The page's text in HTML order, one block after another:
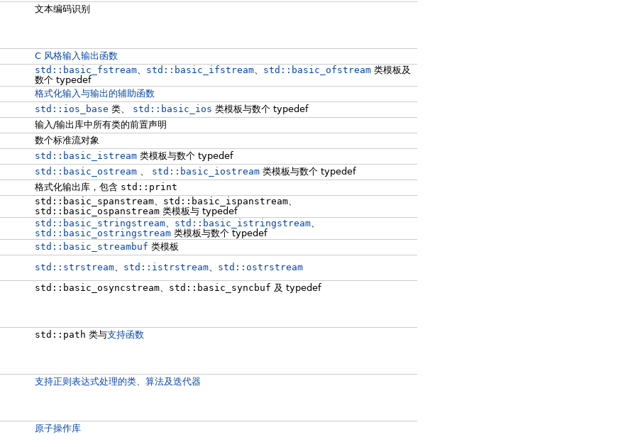
文本编码识别
C 风格输入输出函数
std::basic_fstream、 std::basic_ifstream、 std::basic_ofstream类模板及
数个 typedef
格式化输入与输出的辅助函数
std::ios_base 类、 std::basic_ios 类模板与数个 typedef
输入/输出库中所有类的前置声明
数个标准流对象
std::basic_istream类模板与数个 typedef
std::basic_ostream、 std::basic_iostream类模板与数个 typedef
格式化输出库，包含 std::print
std::basic_spanstream、 std::basic_ispanstream、
std::basic_ospanstream类模板与 typedef
std::basic_stringstream、 std::basic_istringstream、
std::basic_ostringstream类模板与数个 typedef
std::basic_streambuf 类模板
std::strstream、 std::istrstream、 std::ostrstream
std::basic_osyncstream、 std::basic_syncbuf 及 typedef
std::path 类与支持函数
支持正则表达式处理的类、算法及迭代器
原子操作库